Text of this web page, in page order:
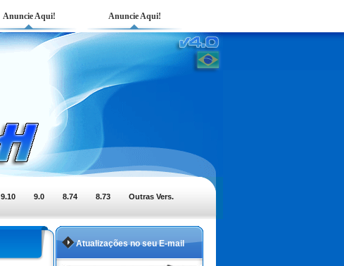
Anuncie Aqui! Anuncie Aqui!
9.10 9.0 8.74 8.73 Outras Vers.
Atualizações no seu E-mail